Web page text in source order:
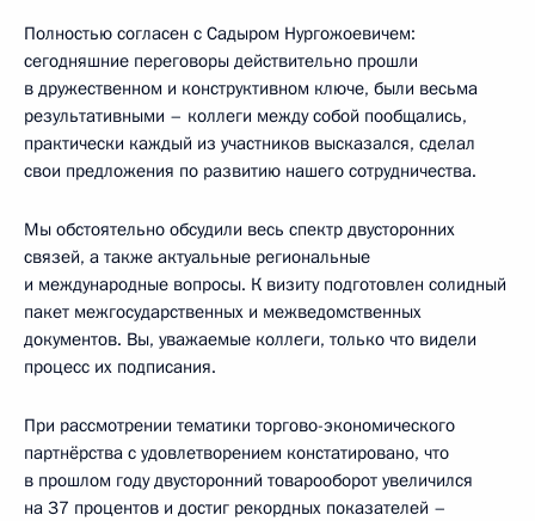
Полностью согласен с Садыром Нургожоевичем:
сегодняшние переговоры действительно прошли
в дружественном и конструктивном ключе, были весьма
результативными – коллеги между собой пообщались,
практически каждый из участников высказался, сделал
свои предложения по развитию нашего сотрудничества.
Мы обстоятельно обсудили весь спектр двусторонних
связей, а также актуальные региональные
и международные вопросы. К визиту подготовлен солидный
пакет межгосударственных и межведомственных
документов. Вы, уважаемые коллеги, только что видели
процесс их подписания.
При рассмотрении тематики торгово-экономического
партнёрства с удовлетворением констатировано, что
в прошлом году двусторонний товарооборот увеличился
на 37 процентов и достиг рекордных показателей –